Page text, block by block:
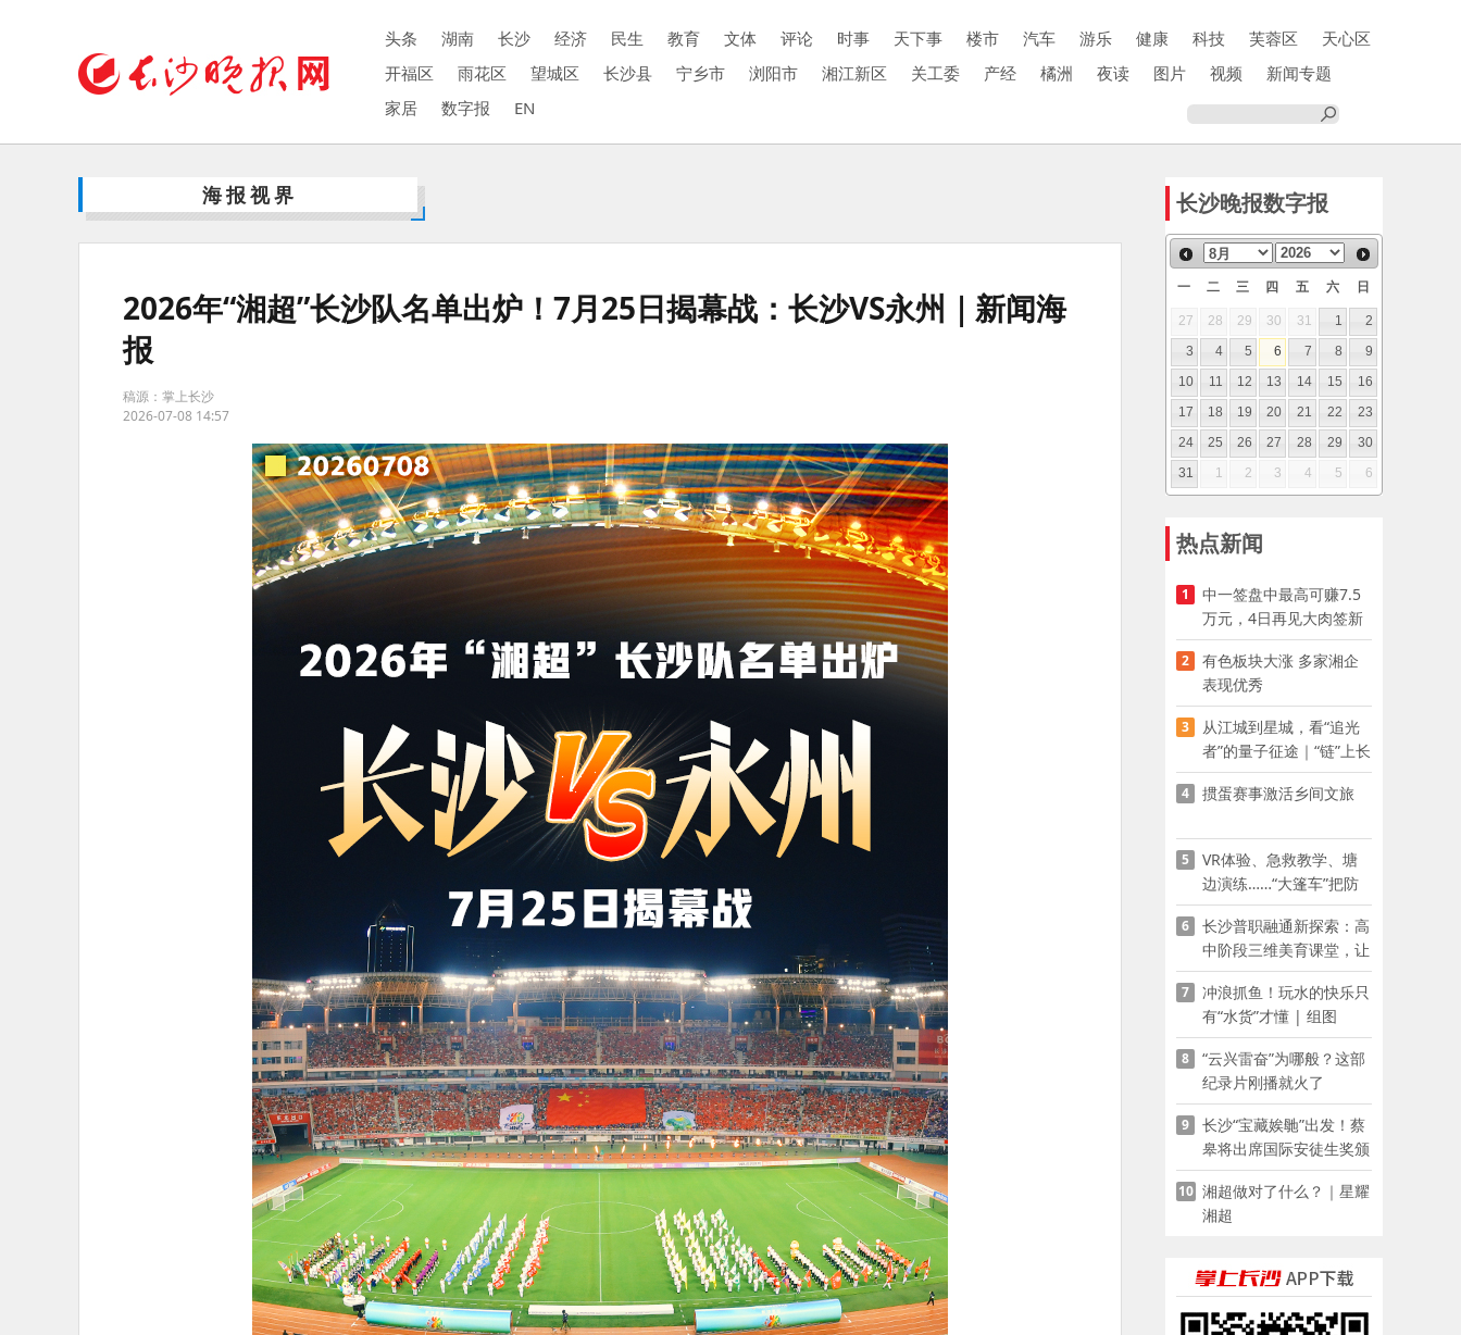
头条 湖南 长沙 经济 民生 教育 文体 评论 时事 天下事 楼市 汽车 游乐 健康 科技 芙蓉区
天心区
开福区
雨花区 望城区 长沙县 宁乡市 浏阳市 湘江新区 关工委 产经 橘洲 夜读 图片 视频
新闻专题
家居
数字报 EN
海报视界
2026年“湘超”长沙队名单出炉！7月25日揭幕战：长沙VS永州｜新闻海
报
稿源：掌上长沙
2026-07-08 14:57
长沙晚报数字报
一 二 三 四 五 六 日
27 28 29 30 31 1
2
3
4 5 6 7 8
9
10
11 12 13 14 15
16
17
18 19 20 21 22
23
24
25 26 27 28 29
30
31
1 2 3 4 5 6
热点新闻
1
中一签盘中最高可赚7.5
万元，4日再见大肉签新
股
2
有色板块大涨 多家湘企
表现优秀
3
从江城到星城，看“追光
者”的量子征途｜“链”上长
沙 “才”够硬核
4 掼蛋赛事激活乡间文旅
5
VR体验、急救教学、塘
边演练……“大篷车”把防
溺水课堂搬到乡村青少年
家门口
6
长沙普职融通新探索：高
中阶段三维美育课堂，让
少年向美而生
7
冲浪抓鱼！玩水的快乐只
有“水货”才懂 | 组图
8
“云兴雷奋”为哪般？这部
纪录片刚播就火了
9
长沙“宝藏娭毑”出发！蔡
皋将出席国际安徒生奖颁
奖典礼并领奖
10 湘超做对了什么？｜星耀
湘超